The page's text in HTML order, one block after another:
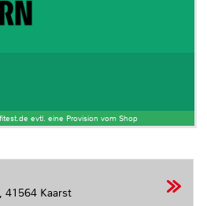
evtl. eine Provision vom Shop
41564 Kaarst